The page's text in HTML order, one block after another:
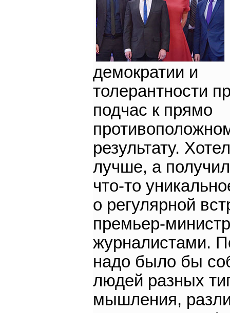
демократии и
толерантности
подчас к прямо
результату.
лучше, а
что-то
о регулярной
премьер-
журналистами.
надо было бы
людей разных
мышления,